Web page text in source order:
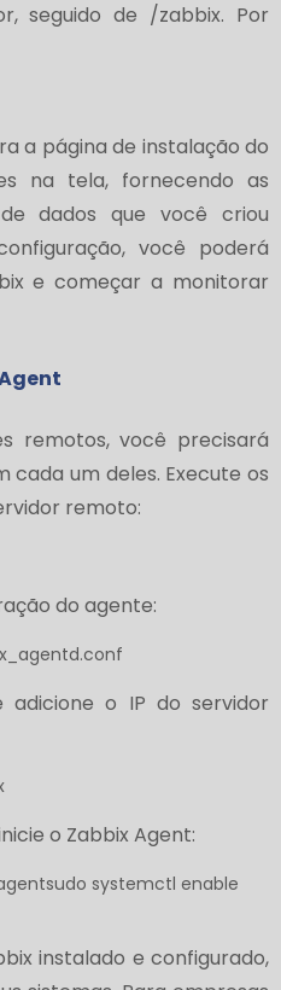
seguido de /zabbix. Por
a página de instalação do
na tela, fornecendo as
dados que você criou
você poderá
e começar a monitorar
remotos, você precisará
cada um deles. Execute os
remoto:
do agente:
adicione o IP do servidor
o Zabbix Agent:
systemctl enable
instalado e configurado,